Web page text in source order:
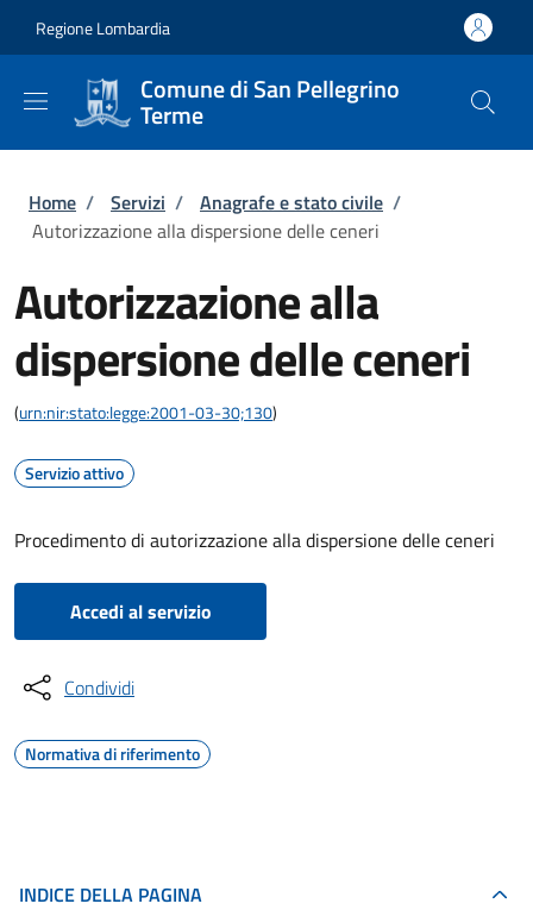
Regione Lombardia
Comune di San Pellegrino
Terme
Briciole di pane
Home / Servizi / Anagrafe e stato civile /
Autorizzazione alla dispersione delle ceneri
Autorizzazione alla
dispersione delle ceneri
(urn:nir:stato:legge:2001-03-30;130)
Servizio attivo
Procedimento di autorizzazione alla dispersione delle ceneri
Accedi al servizio
Condividi
Normativa di riferimento
INDICE DELLA PAGINA